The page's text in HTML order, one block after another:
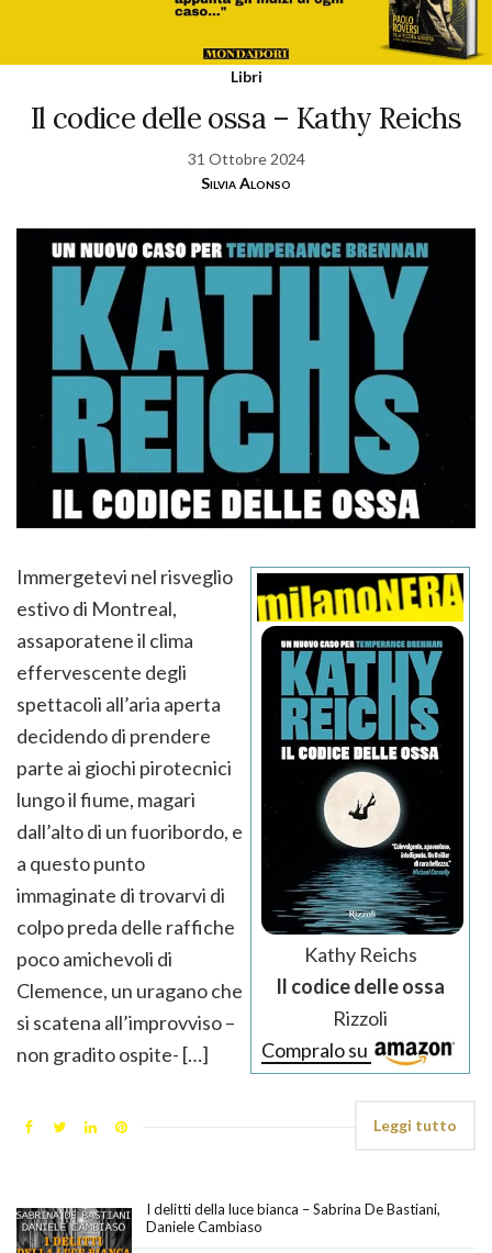
Libri
Il codice delle ossa – Kathy Reichs
31 Ottobre 2024
Silvia Alonso
Kathy Reichs
Il codice delle ossa
Rizzoli
Compralo su
Immergetevi nel risveglio
estivo di Montreal,
assaporatene il clima
effervescente degli
spettacoli all’aria aperta
decidendo di prendere
parte ai giochi pirotecnici
lungo il fiume, magari
dall’alto di un fuoribordo, e
a questo punto
immaginate di trovarvi di
colpo preda delle raffiche
poco amichevoli di
Clemence, un uragano che
si scatena all’improvviso –
non gradito ospite- […]
Leggi tutto
I delitti della luce bianca – Sabrina De Bastiani,
Daniele Cambiaso